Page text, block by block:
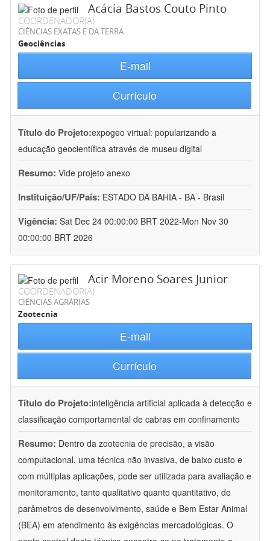
Acácia Bastos Couto Pinto
COORDENADOR(A)
CIÊNCIAS EXATAS E DA TERRA
Geociências
E-mail
Currículo
Título do Projeto:expogeo virtual: popularizando a
educação geocientífica através de museu digital
Resumo: Vide projeto anexo
Instituição/UF/País: ESTADO DA BAHIA - BA - Brasil
Vigência: Sat Dec 24 00:00:00 BRT 2022-Mon Nov 30
00:00:00 BRT 2026
Acir Moreno Soares Junior
COORDENADOR(A)
CIÊNCIAS AGRÁRIAS
Zootecnia
E-mail
Currículo
Título do Projeto:inteligência artificial aplicada à detecção e
classificação comportamental de cabras em confinamento
Resumo: Dentro da zootecnia de precisão, a visão
computacional, uma técnica não invasiva, de baixo custo e
com múltiplas aplicações, pode ser utilizada para avaliação e
monitoramento, tanto qualitativo quanto quantitativo, de
parâmetros de desenvolvimento, saúde e Bem Estar Animal
(BEA) em atendimento às exigências mercadológicas. O